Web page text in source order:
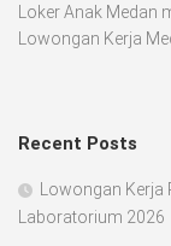
Loker Anak Medan
Lowongan Kerja
Recent Posts
Lowongan Kerja
Laboratorium 2026